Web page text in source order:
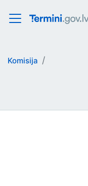
Komisija